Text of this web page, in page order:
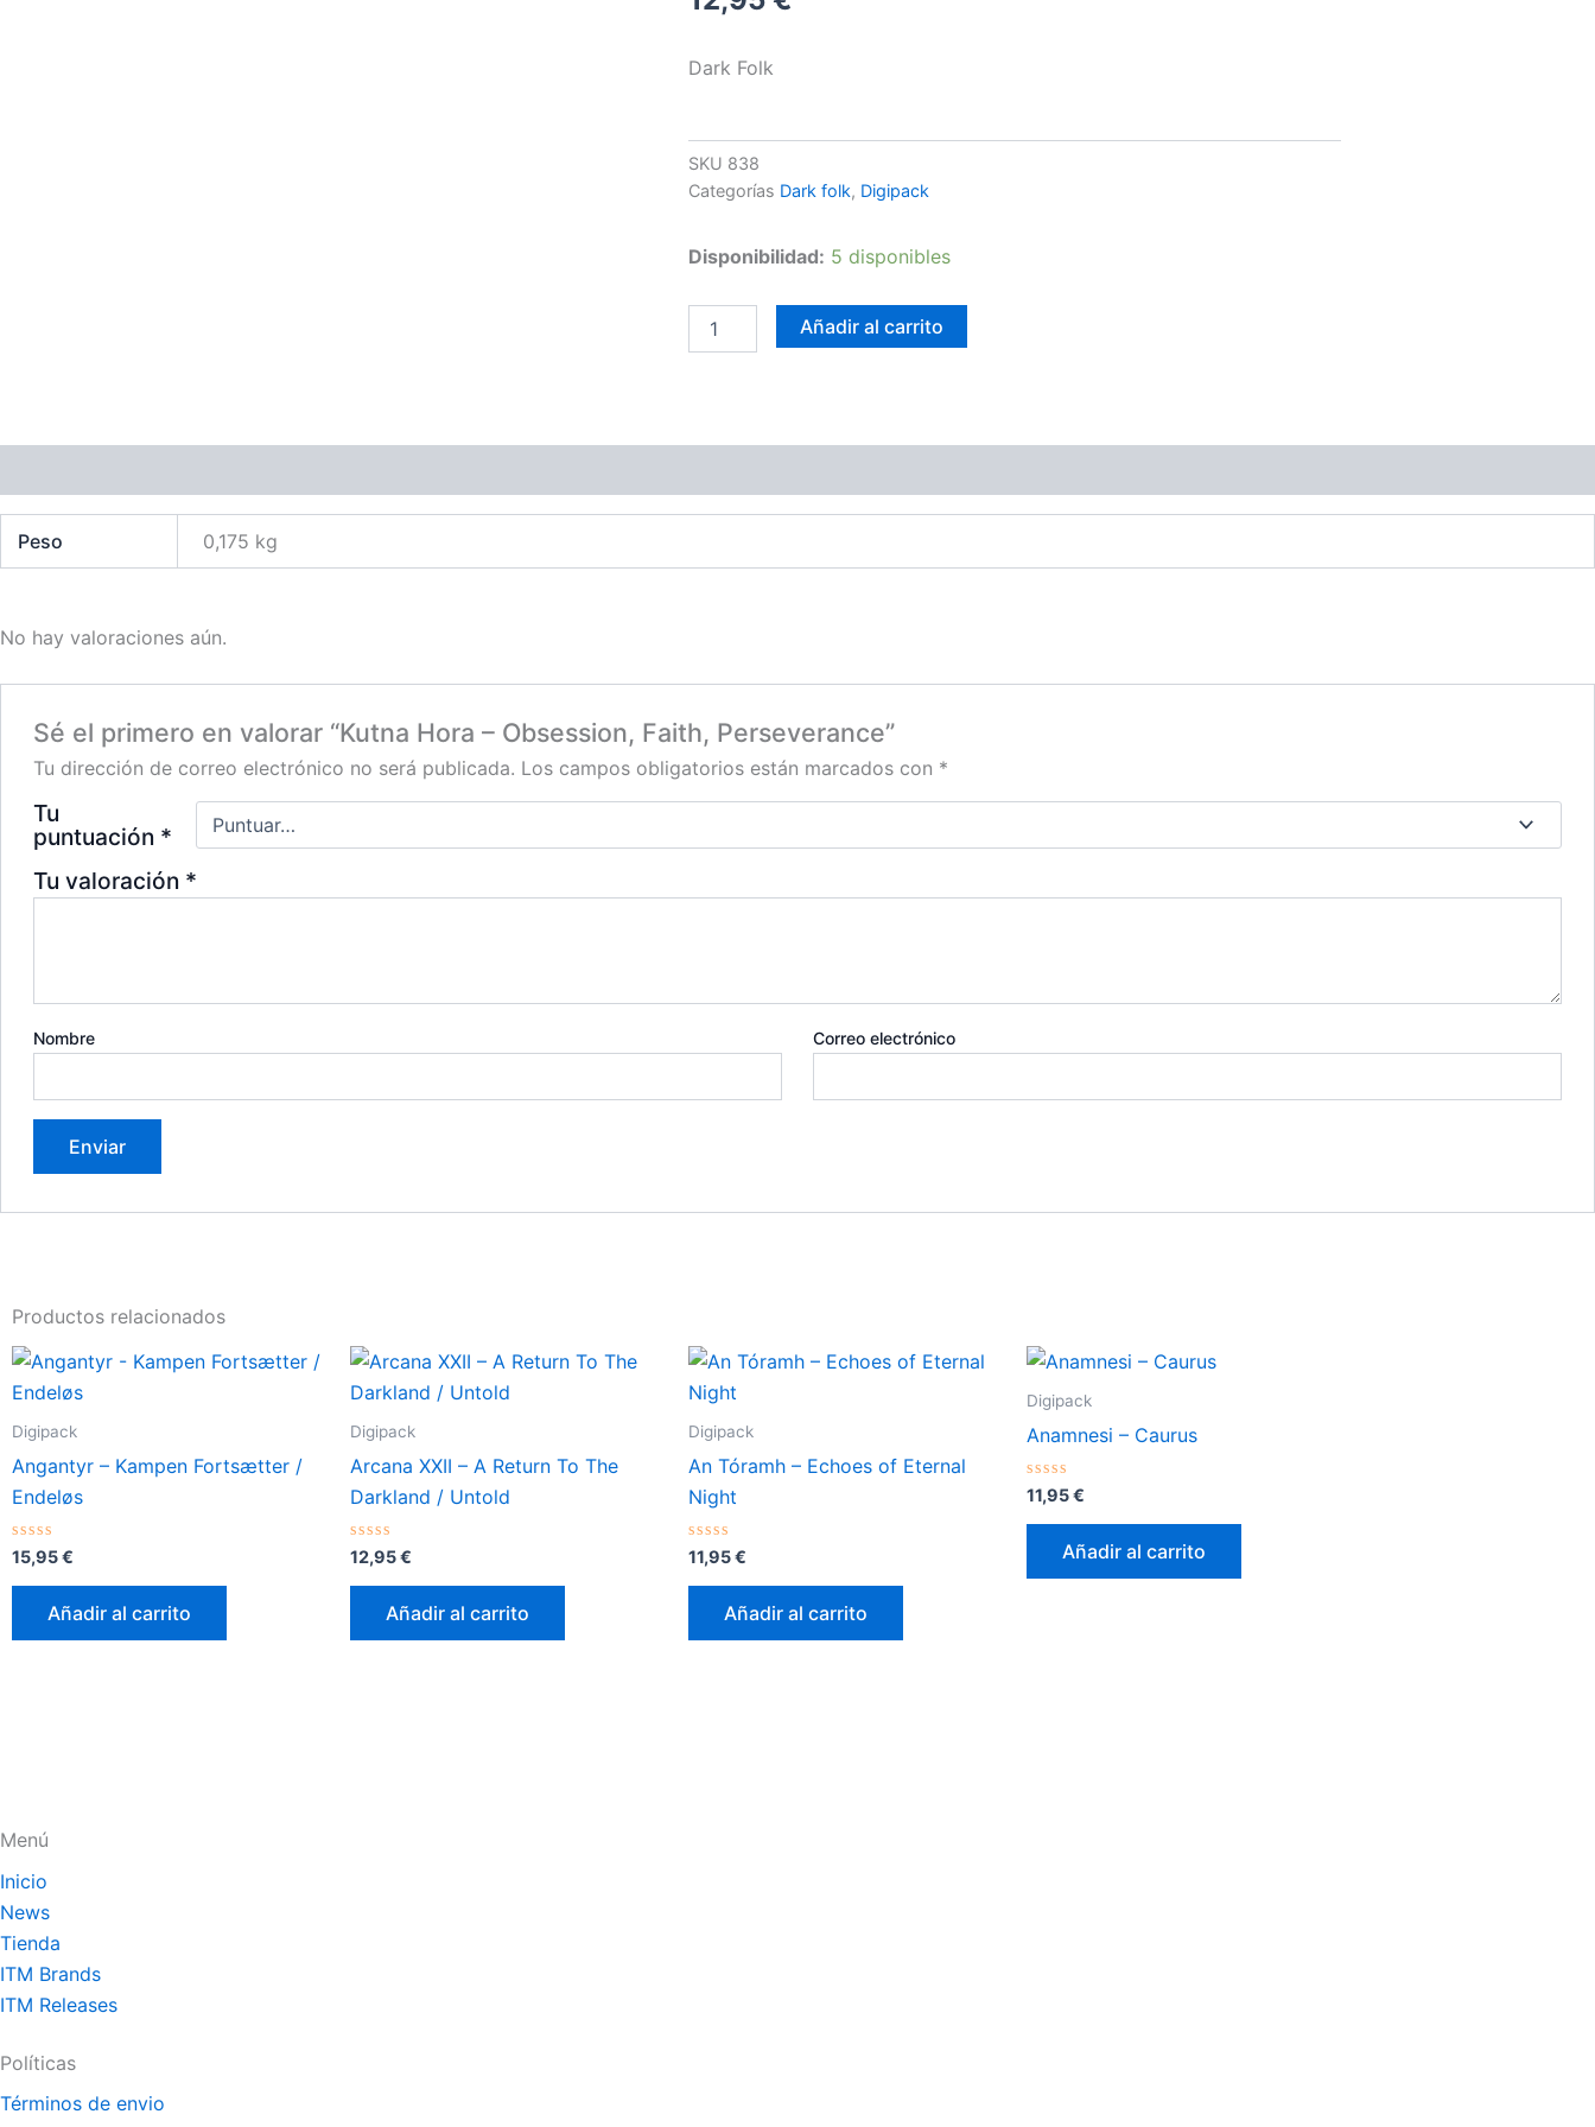
Dark Folk
SKU 838
Categorías Dark folk, Digipack
Disponibilidad: 5 disponibles
Kutna
Hora
Obsession,
Añadir al carrito
Peso 0,175 kg
No hay valoraciones aún.
Sé el primero en valorar “Kutna Hora – Obsession, Faith, Perseverance”
Tu dirección de correo electrónico no será publicada. Los campos obligatorios están marcados con *
Tu
puntuación *
Tu valoración *
Nombre Correo electrónico
Productos relacionados
Digipack
Angantyr – Kampen Fortsætter /
Endeløs
Valorado
con
0
15,95€
Añadir al carrito
Digipack
Arcana XXII – A Return To The
Darkland / Untold
Valorado
con
0
12,95€
Añadir al carrito
Digipack
An Tóramh – Echoes of Eternal
Night
Valorado
con
0
11,95€
Añadir al carrito
Digipack
Anamnesi – Caurus
Valorado
con
0
11,95€
Añadir al carrito
Menú
Inicio
News
Tienda
ITM Brands
ITM Releases
Políticas
Términos de envio